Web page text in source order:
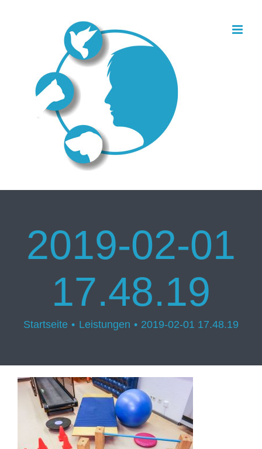
2019-02-01
17.48.19
Startseite Leistungen 2019-02-01 17.48.19